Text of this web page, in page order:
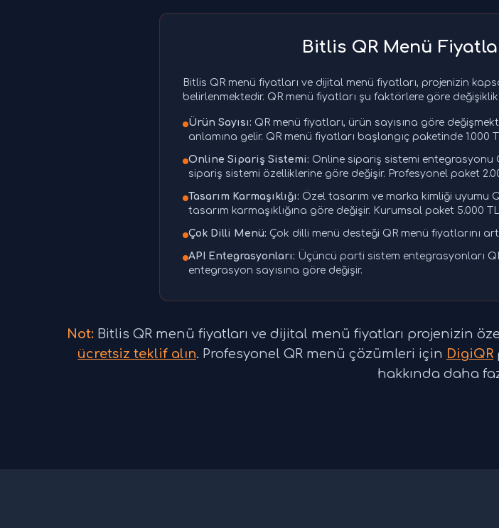
Bitlis QR Menü
Bitlis QR menü fiyatları ve dijital menü fiyatları, projenizin
belirlenmektedir. QR menü fiyatları şu faktörlere göre
Ürün Sayısı: QR menü fiyatları, ürün sayısına göre
anlamına gelir. QR menü fiyatları başlangıç paketinde 1.000
Online Sipariş Sistemi: Online sipariş sistemi entegrasyonu
sipariş sistemi özelliklerine göre değişir. Profesyonel paket
Tasarım Karmaşıklığı: Özel tasarım ve marka kimliği uyumu
tasarım karmaşıklığına göre değişir. Kurumsal paket 5.000
Çok Dilli Menü: Çok dilli menü desteği QR menü fiyatlarını
API Entegrasyonları: Üçüncü parti sistem entegrasyonları
entegrasyon sayısına göre değişir.
Not:Bitlis QR menü fiyatları ve dijital menü fiyatları projenizin
ücretsiz teklif alın. Profesyonel QR menü çözümleri için DigiQR
hakkında daha